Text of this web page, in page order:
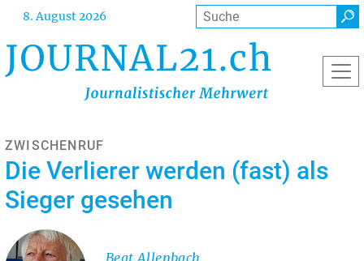
Direkt
Inhalt
8. August 2026 Suche
ZWISCHENRUF
Die Verlierer werden (fast) als
Sieger gesehen